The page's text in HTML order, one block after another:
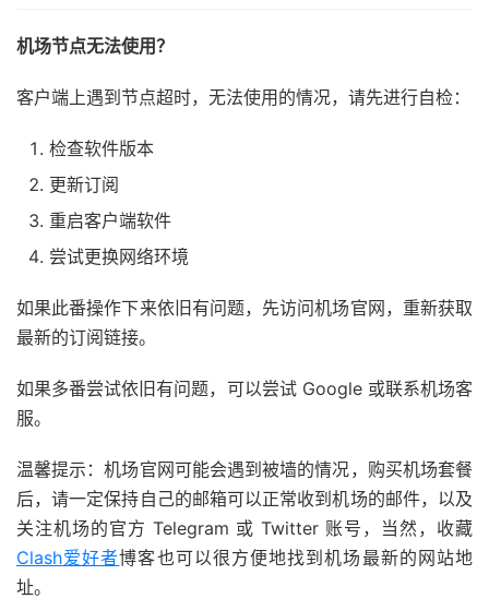
机场节点无法使用？
客户端上遇到节点超时，无法使用的情况，请先进行自检：
检查软件版本
更新订阅
重启客户端软件
尝试更换网络环境
如果此番操作下来依旧有问题，先访问机场官网，重新获取
最新的订阅链接。
如果多番尝试依旧有问题，可以尝试 Google 或联系机场客
服。
温馨提示：机场官网可能会遇到被墙的情况，购买机场套餐
后，请一定保持自己的邮箱可以正常收到机场的邮件，以及
关注机场的官方 Telegram 或 Twitter 账号，当然，收藏
Clash爱好者博客也可以很方便地找到机场最新的网站地
址。